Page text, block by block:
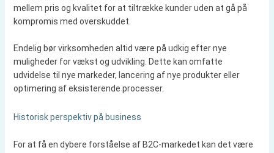
mellem pris og kvalitet for at tiltrække kunder uden at gå på
kompromis med overskuddet.
Endelig bør virksomheden altid være på udkig efter nye
muligheder for vækst og udvikling. Dette kan omfatte
udvidelse til nye markeder, lancering af nye produkter eller
optimering af eksisterende processer.
Historisk perspektiv på business
For at få en dybere forståelse af B2C-markedet kan det være